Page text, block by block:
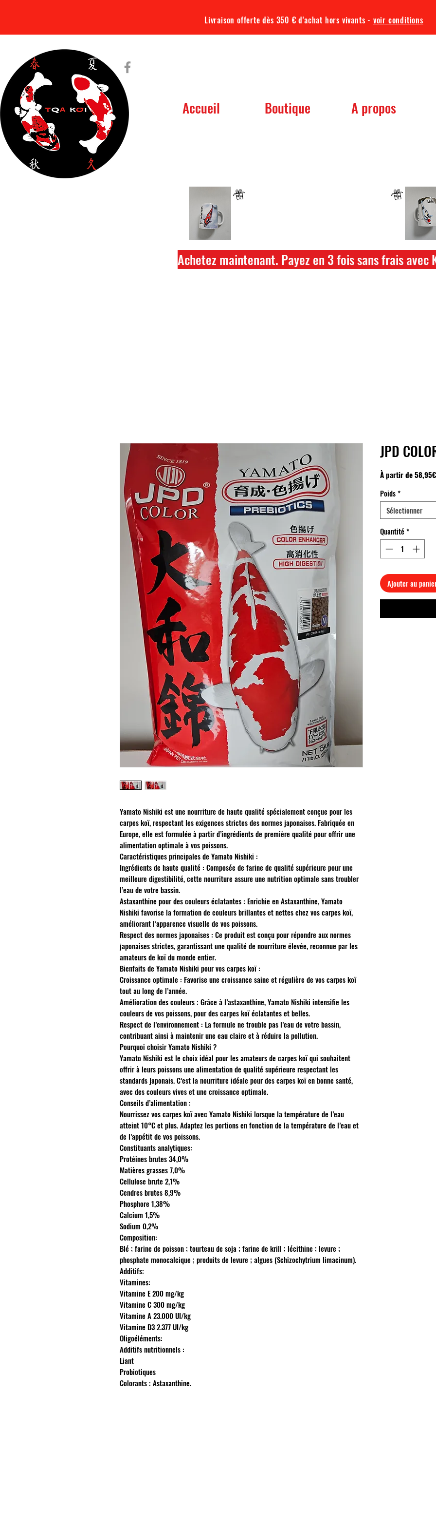
Livraison offerte dès 350 € d'achat hors vivants - voir conditions
Accueil Boutique A propos
Achetez maintenant. Payez en 3 fois sans frais avec
Yamato Nishiki est une nourriture de haute qualité spécialement conçue pour les
carpes koï, respectant les exigences strictes des normes japonaises. Fabriquée en
Europe, elle est formulée à partir d’ingrédients de première qualité pour offrir une
alimentation optimale à vos poissons.
Caractéristiques principales de Yamato Nishiki :
Ingrédients de haute qualité : Composée de farine de qualité supérieure pour une
meilleure digestibilité, cette nourriture assure une nutrition optimale sans troubler
l’eau de votre bassin.
Astaxanthine pour des couleurs éclatantes : Enrichie en Astaxanthine, Yamato
Nishiki favorise la formation de couleurs brillantes et nettes chez vos carpes koï,
améliorant l’apparence visuelle de vos poissons.
Respect des normes japonaises : Ce produit est conçu pour répondre aux normes
japonaises strictes, garantissant une qualité de nourriture élevée, reconnue par les
amateurs de koï du monde entier.
Bienfaits de Yamato Nishiki pour vos carpes koï :
Croissance optimale : Favorise une croissance saine et régulière de vos carpes koï
tout au long de l’année.
Amélioration des couleurs : Grâce à l’astaxanthine, Yamato Nishiki intensifie les
couleurs de vos poissons, pour des carpes koï éclatantes et belles.
Respect de l’environnement : La formule ne trouble pas l’eau de votre bassin,
contribuant ainsi à maintenir une eau claire et à réduire la pollution.
Pourquoi choisir Yamato Nishiki ?
Yamato Nishiki est le choix idéal pour les amateurs de carpes koï qui souhaitent
offrir à leurs poissons une alimentation de qualité supérieure respectant les
standards japonais. C’est la nourriture idéale pour des carpes koï en bonne santé,
avec des couleurs vives et une croissance optimale.
Conseils d’alimentation :
Nourrissez vos carpes koï avec Yamato Nishiki lorsque la température de l’eau
atteint 10°C et plus. Adaptez les portions en fonction de la température de l’eau et
de l’appétit de vos poissons.
Constituants analytiques:
Protéines brutes 34,0%
Matières grasses 7,0%
Cellulose brute 2,1%
Cendres brutes 8,9%
Phosphore 1,38%
Calcium 1,5%
Sodium 0,2%
Composition:
Blé ; farine de poisson ; tourteau de soja ; farine de krill ; lécithine ; levure ;
phosphate monocalcique ; produits de levure ; algues (Schizochytrium limacinum).
Additifs:
Vitamines:
Vitamine E 200 mg/kg
Vitamine C 300 mg/kg
Vitamine A 23.000 UI/kg
Vitamine D3 2.377 UI/kg
Oligoéléments:
Additifs nutritionnels :
Liant
Probiotiques
Colorants : Astaxanthine.
JPD
À partir de58,95€
Poids*
Sélectionner
Quantité *
Ajouter au